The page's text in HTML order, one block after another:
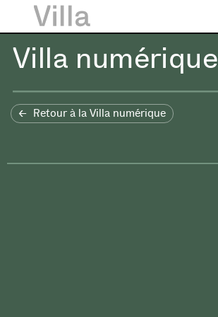
Villa numérique
Retour à la Villa numérique